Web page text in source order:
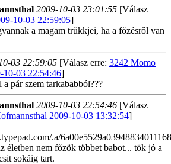
2009-10-03 23:01:55 [Válasz
10-03 22:59:05]
a magam trükkjei, ha a főzésről van
03 22:59:05 [Válasz erre: 3242 Momo
10-03 22:54:46]
pár szem tarkababból???
2009-10-03 22:54:46 [Válasz
2009-10-03 13:32:54]
.a/
életben nem főzök többet babot... tök jó a
sokáig tart.